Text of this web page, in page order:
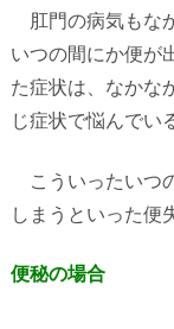
肛門の病気もな
いつの間にか便が
た症状は、なかな
じ症状で悩んでい
こういったいつ
しまうといった便
便秘の場合